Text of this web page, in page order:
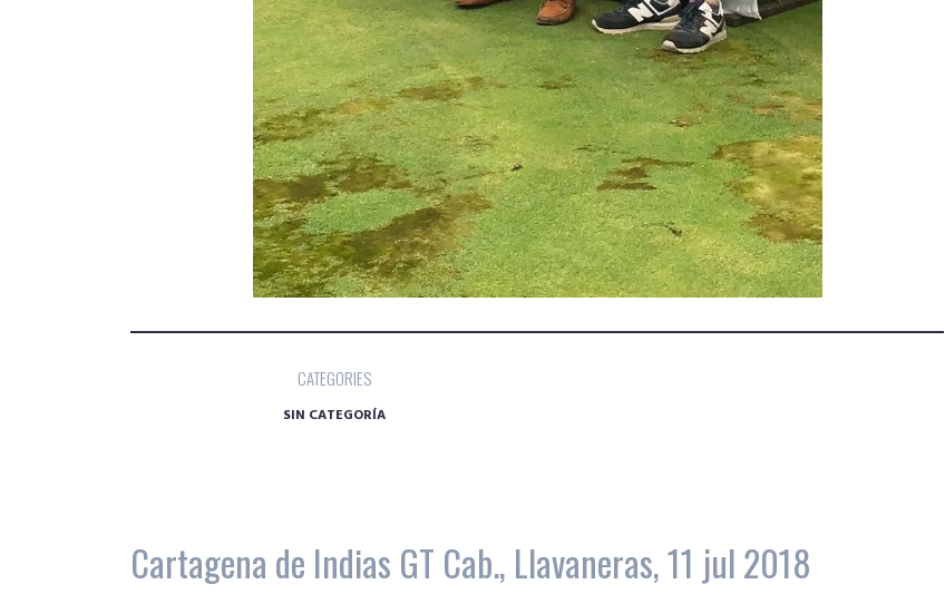
CATEGORIES
SIN CATEGORÍA
Cartagena de Indias GT Cab., Llavaneras, 11 jul 2018